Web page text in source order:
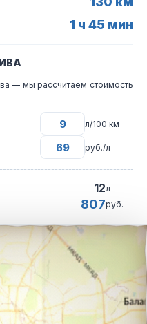
1 ч 45 мин
— мы рассчитаем стоимость
л/100 км
руб./л
12л
807руб.
маршрута из города